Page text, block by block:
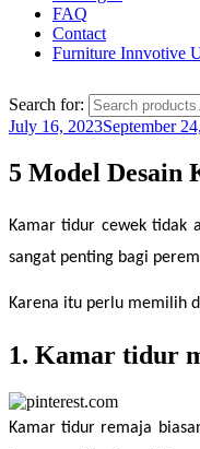
FAQ
Contact
Furniture Innvotive
Search for:
July 16, 2023September
5 Model Desain
Kamar tidur cewek tidak
sangat penting bagi
Karena itu perlu memilih
1. Kamar tidur
Kamar tidur remaja